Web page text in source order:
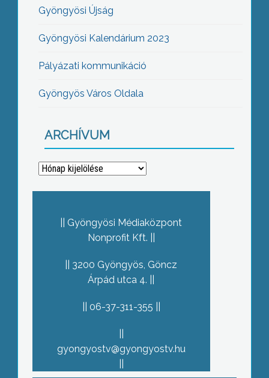
Gyöngyösi Újság
Gyöngyösi Kalendárium 2023
Pályázati kommunikáció
Gyöngyös Város Oldala
ARCHÍVUM
Archívum
Gyöngyösi Médiaközpont
Nonprofit Kft.
3200 Gyöngyös, Göncz
Árpád utca 4.
06-37-311-355
gyongyostv@gyongyostv.hu